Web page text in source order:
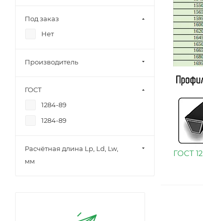
ГОСТ
Под заказ
Нет
Производитель
ГОСТ
1284-89
1284-89
Расчётная длина Lp, Ld, Lw,
мм